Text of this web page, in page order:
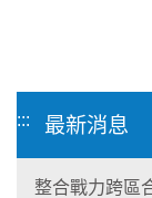
::: 最新消息
整合戰力跨區